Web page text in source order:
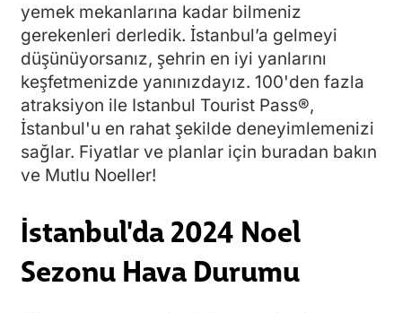
yemek mekanlarına kadar bilmeniz
gerekenleri derledik. İstanbul’a gelmeyi
düşünüyorsanız, şehrin en iyi yanlarını
keşfetmenizde yanınızdayız. 100'den fazla
atraksiyon ile Istanbul Tourist Pass®,
İstanbul'u en rahat şekilde deneyimlemenizi
sağlar. Fiyatlar ve planlar için buradan bakın
ve Mutlu Noeller!
İstanbul'da 2024 Noel
Sezonu Hava Durumu